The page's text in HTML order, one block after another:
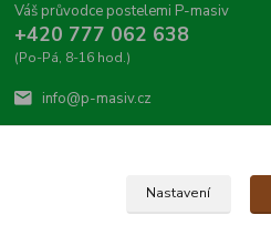
Váš průvodce postelemi P-masiv
+420 777 062 638
(Po-Pá, 8-16 hod.)
info@p-masiv.cz
Nastavení